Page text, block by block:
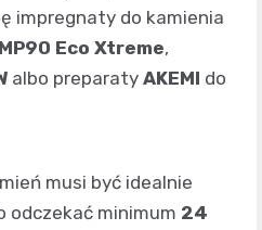
impregnaty do kamienia
Eco Xtreme,
albo preparaty AKEMI do
musi być idealnie
odczekać minimum 24